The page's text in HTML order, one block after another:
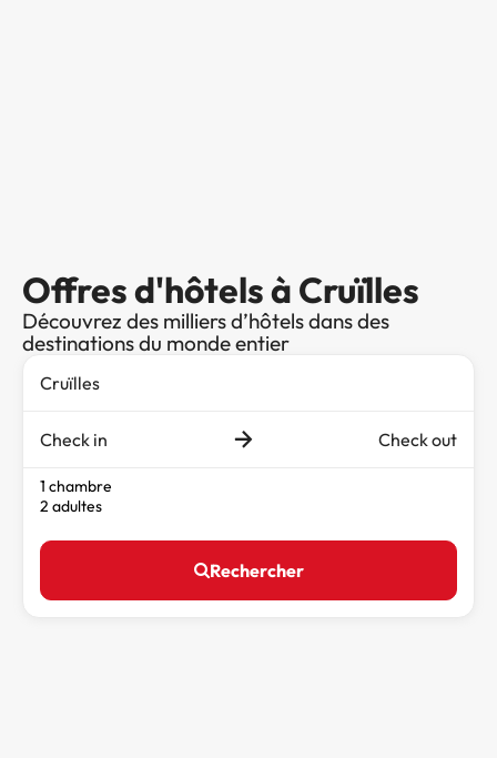
Offres d'hôtels à Cruïlles
Découvrez des milliers d’hôtels dans des
destinations du monde entier
Check in Check out
1 chambre
2 adultes
Rechercher